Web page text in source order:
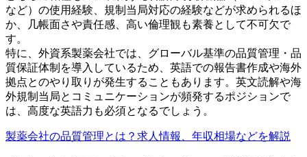
など）の使用経験、規制当局対応の経験などが求められるほ
か、几帳面さや責任感、高い倫理観も素養として不可欠で
す。
特に、外資系製薬会社では、グローバル基準の品質管理・品
質保証体制を導入しているため、英語での報告書作成や海外
拠点とのやり取りが発生することもあります。英文読解や海
外規制当局とコミュニケーションが頻発するポジションで
は、高度な英語力も必須となるでしょう。
製薬会社の品質管理とは？求人情報、年収相場などを解説